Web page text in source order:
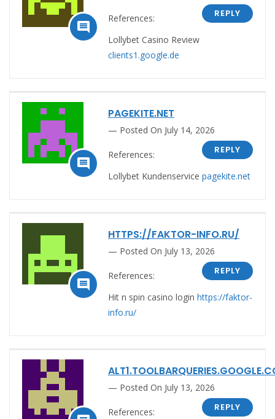

REPLY
References:
Lollybet Casino Review
clients1.google.de

PAGEKITE.NET
Posted On July 14, 2026
REPLY
References:
Lollybet Kundenservice pagekite.net

HTTPS://FAKTOR-INFO.RU/
Posted On July 13, 2026
REPLY
References:
Hit n spin casino login https://faktor-
info.ru/
Posted On July 13, 2026
REPLY
References: